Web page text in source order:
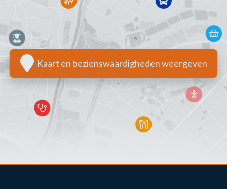
Kaart en bezienswaardigheden weergeven